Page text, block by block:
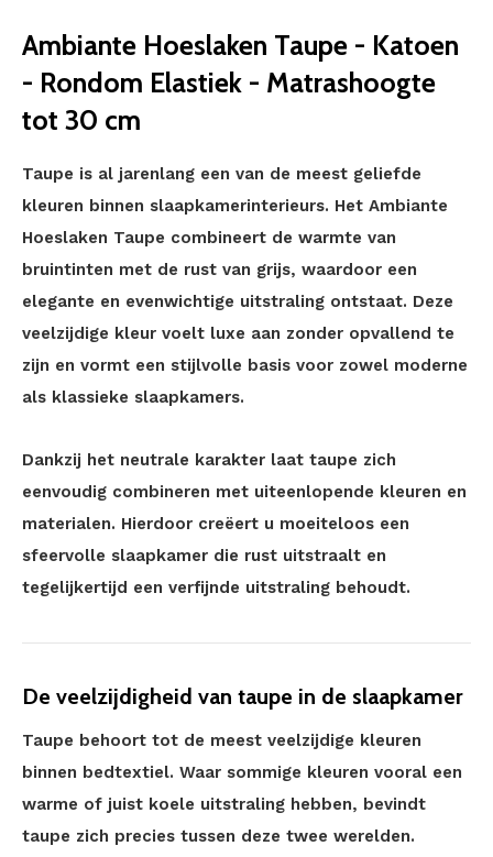
Ambiante Hoeslaken Taupe - Katoen
- Rondom Elastiek - Matrashoogte
tot 30 cm
Taupe is al jarenlang een van de meest geliefde
kleuren binnen slaapkamerinterieurs. Het Ambiante
Hoeslaken Taupe combineert de warmte van
bruintinten met de rust van grijs, waardoor een
elegante en evenwichtige uitstraling ontstaat. Deze
veelzijdige kleur voelt luxe aan zonder opvallend te
zijn en vormt een stijlvolle basis voor zowel moderne
als klassieke slaapkamers.
Dankzij het neutrale karakter laat taupe zich
eenvoudig combineren met uiteenlopende kleuren en
materialen. Hierdoor creëert u moeiteloos een
sfeervolle slaapkamer die rust uitstraalt en
tegelijkertijd een verfijnde uitstraling behoudt.
De veelzijdigheid van taupe in de slaapkamer
Taupe behoort tot de meest veelzijdige kleuren
binnen bedtextiel. Waar sommige kleuren vooral een
warme of juist koele uitstraling hebben, bevindt
taupe zich precies tussen deze twee werelden.